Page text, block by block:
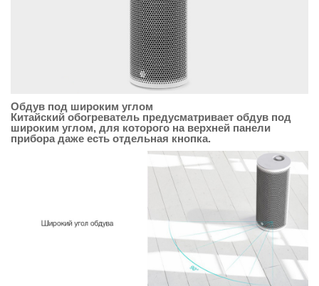
Обдув под широким углом
Китайский обогреватель предусматривает обдув под
широким углом, для которого на верхней панели
прибора даже есть отдельная кнопка.